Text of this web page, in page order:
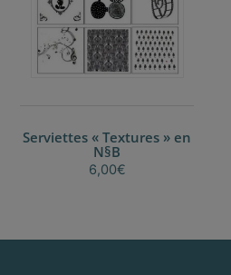
Serviettes « Textures » en
N§B
6,00€